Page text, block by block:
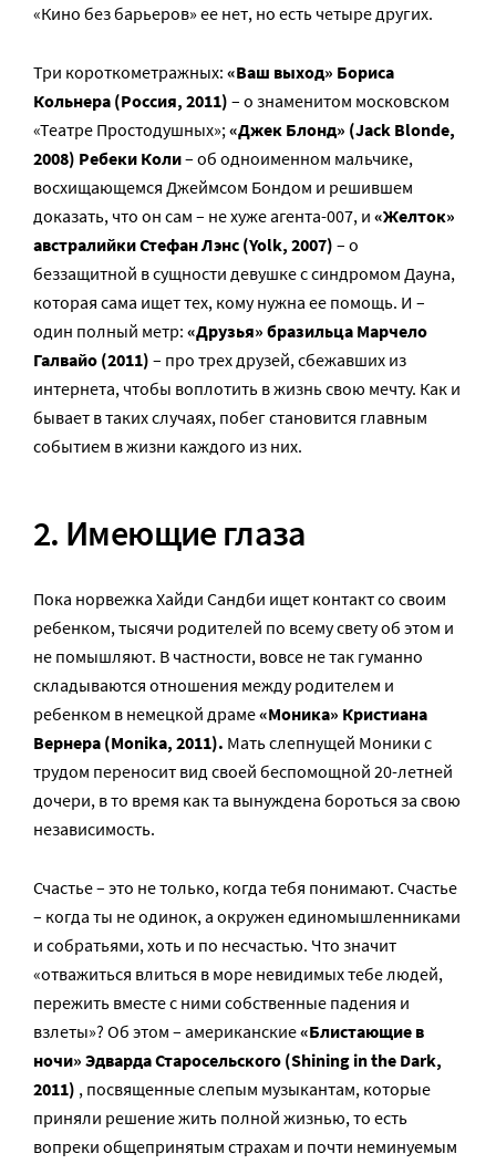
«Кино без барьеров» ее нет, но есть четыре других.
Три короткометражных: «Ваш выход» Бориса
Кольнера (Россия, 2011) – о знаменитом московском
«Театре Простодушных»; «Джек Блонд» (Jack Blonde,
2008) Ребеки Коли– об одноименном мальчике,
восхищающемся Джеймсом Бондом и решившем
доказать, что он сам – не хуже агента-007, и «Желток»
австралийки Стефан Лэнс (Yolk, 2007) – о
беззащитной в сущности девушке с синдромом Дауна,
которая сама ищет тех, кому нужна ее помощь. И –
один полный метр: «Друзья» бразильца Марчело
Галвайо (2011) – про трех друзей, сбежавших из
интернета, чтобы воплотить в жизнь свою мечту. Как и
бывает в таких случаях, побег становится главным
событием в жизни каждого из них.
2. Имеющие глаза
Пока норвежка Хайди Сандби ищет контакт со своим
ребенком, тысячи родителей по всему свету об этом и
не помышляют. В частности, вовсе не так гуманно
складываются отношения между родителем и
ребенком в немецкой драме«Моника» Кристиана
Вернера (Monika, 2011). Мать слепнущей Моники с
трудом переносит вид своей беспомощной 20-летней
дочери, в то время как та вынуждена бороться за свою
независимость.
Счастье – это не только, когда тебя понимают. Счастье
– когда ты не одинок, а окружен единомышленниками
и собратьями, хоть и по несчастью. Что значит
«отважиться влиться в море невидимых тебе людей,
пережить вместе с ними собственные падения и
взлеты»? Об этом – американские«Блистающие в
ночи» Эдварда Старосельского (Shining in the Dark,
2011) , посвященные слепым музыкантам, которые
приняли решение жить полной жизнью, то есть
вопреки общепринятым страхам и почти неминуемым